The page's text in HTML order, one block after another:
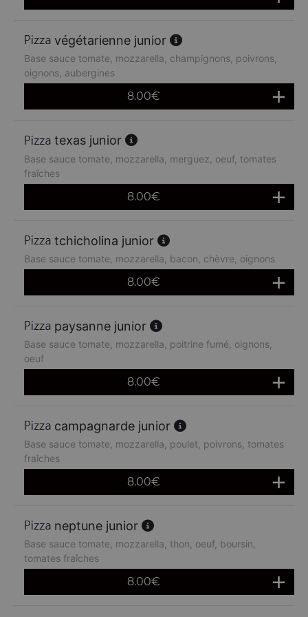
végétarienne junior
Base sauce tomate, mozzarella, champignons, poivrons,
oignons, aubergines
8.00€
texas junior
Base sauce tomate, mozzarella, merguez, oeuf, tomates
fraîches
8.00€
tchicholina junior
Base sauce tomate, mozzarella, bacon, chèvre, oignons
8.00€
paysanne junior
Base sauce tomate, mozzarella, poitrine fumé, oignons,
oeuf
8.00€
campagnarde junior
Base sauce tomate, mozzarella, poulet, poivrons, tomates
fraîches
8.00€
neptune junior
Base sauce tomate, mozzarella, thon, oeuf, boursin,
tomates fraîches
8.00€